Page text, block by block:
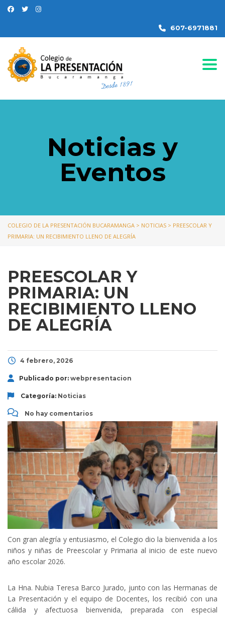
607-6971881
Noticias y
Eventos
COLEGIO DE LA PRESENTACIÓN BUCARAMANGA > NOTICIAS > PREESCOLAR Y
PRIMARIA: UN RECIBIMIENTO LLENO DE ALEGRÍA
PREESCOLAR Y
PRIMARIA: UN
RECIBIMIENTO LLENO
DE ALEGRÍA
4 febrero, 2026
Publicado por: webpresentacion
Categoría: Noticias
No hay comentarios
Con gran alegría y entusiasmo, el Colegio dio la bienvenida a los
niños y niñas de Preescolar y Primaria al inicio de este nuevo
año escolar 2026.
La Hna. Nubia Teresa Barco Jurado, junto con las Hermanas de
La Presentación y el equipo de Docentes, los recibió con una
cálida y afectuosa bienvenida, preparada con especial